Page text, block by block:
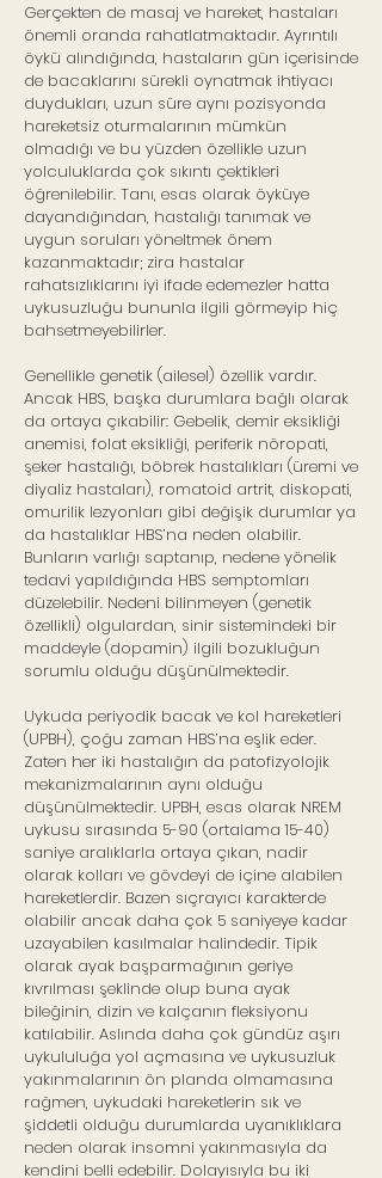
Gerçekten de masaj ve hareket, hastaları
önemli oranda rahatlatmaktadır. Ayrıntılı
öykü alındığında, hastaların gün içerisinde
de bacaklarını sürekli oynatmak ihtiyacı
duydukları, uzun süre aynı pozisyonda
hareketsiz oturmalarının mümkün
olmadığı ve bu yüzden özellikle uzun
yolculuklarda çok sıkıntı çektikleri
öğrenilebilir. Tanı, esas olarak öyküye
dayandığından, hastalığı tanımak ve
uygun soruları yöneltmek önem
kazanmaktadır; zira hastalar
rahatsızlıklarını iyi ifade edemezler hatta
uykusuzluğu bununla ilgili görmeyip hiç
bahsetmeyebilirler.
Genellikle genetik (ailesel) özellik vardır.
Ancak HBS, başka durumlara bağlı olarak
da ortaya çıkabilir: Gebelik, demir eksikliği
anemisi, folat eksikliği, periferik nöropati,
şeker hastalığı, böbrek hastalıkları (üremi ve
diyaliz hastaları), romatoid artrit, diskopati,
omurilik lezyonları gibi değişik durumlar ya
da hastalıklar HBS’na neden olabilir.
Bunların varlığı saptanıp, nedene yönelik
tedavi yapıldığında HBS semptomları
düzelebilir. Nedeni bilinmeyen (genetik
özellikli) olgulardan, sinir sistemindeki bir
maddeyle (dopamin) ilgili bozukluğun
sorumlu olduğu düşünülmektedir.
Uykuda periyodik bacak ve kol hareketleri
(UPBH), çoğu zaman HBS’na eşlik eder.
Zaten her iki hastalığın da patofizyolojik
mekanizmalarının aynı olduğu
düşünülmektedir. UPBH, esas olarak NREM
uykusu sırasında 5-90 (ortalama 15-40)
saniye aralıklarla ortaya çıkan, nadir
olarak kolları ve gövdeyi de içine alabilen
hareketlerdir. Bazen sıçrayıcı karakterde
olabilir ancak daha çok 5 saniyeye kadar
uzayabilen kasılmalar halindedir. Tipik
olarak ayak başparmağının geriye
kıvrılması şeklinde olup buna ayak
bileğinin, dizin ve kalçanın fleksiyonu
katılabilir. Aslında daha çok gündüz aşırı
uykululuğa yol açmasına ve uykusuzluk
yakınmalarının ön planda olmamasına
rağmen, uykudaki hareketlerin sık ve
şiddetli olduğu durumlarda uyanıklıklara
neden olarak insomni yakınmasıyla da
kendini belli edebilir. Dolayısıyla bu iki